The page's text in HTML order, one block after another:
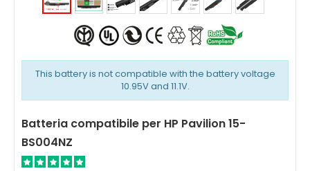
This battery is not compatible with the battery voltage
10.95V and 11.1V.
Batteria compatibile per HP Pavilion 15-
BS004NZ